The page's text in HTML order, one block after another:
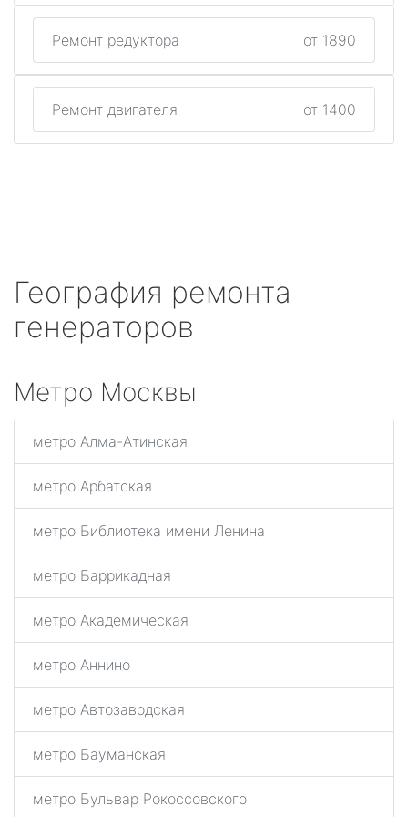
Ремонт редуктора от 1890
Ремонт двигателя от 1400
География ремонта
генераторов
Метро Москвы
метро Алма-Атинская
метро Арбатская
метро Библиотека имени Ленина
метро Баррикадная
метро Академическая
метро Аннино
метро Автозаводская
метро Бауманская
метро Бульвар Рокоссовского